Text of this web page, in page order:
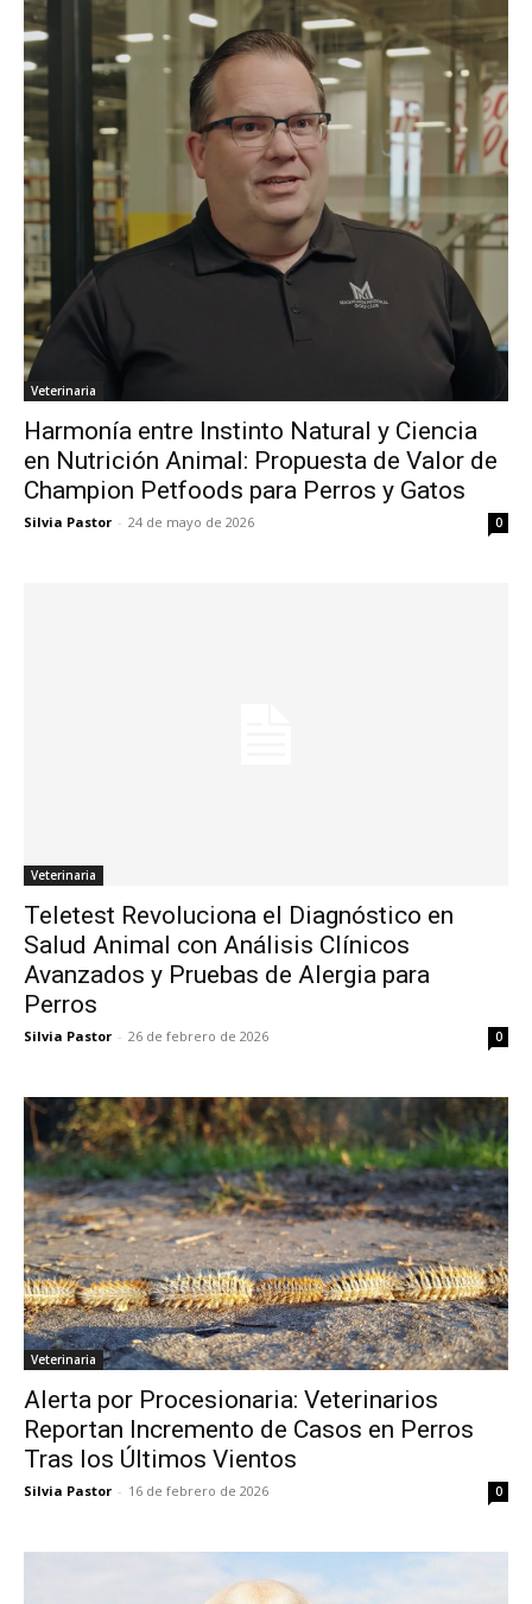
Veterinaria
Harmonía entre Instinto Natural y Ciencia
en Nutrición Animal: Propuesta de Valor de
Champion Petfoods para Perros y Gatos
Silvia Pastor - 24 de mayo de 2026 0
Veterinaria
Teletest Revoluciona el Diagnóstico en
Salud Animal con Análisis Clínicos
Avanzados y Pruebas de Alergia para
Perros
Silvia Pastor - 26 de febrero de 2026 0
Veterinaria
Alerta por Procesionaria: Veterinarios
Reportan Incremento de Casos en Perros
Tras los Últimos Vientos
Silvia Pastor - 16 de febrero de 2026 0